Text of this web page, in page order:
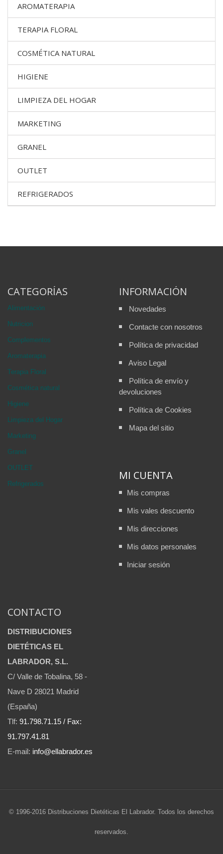
AROMATERAPIA
TERAPIA FLORAL
COSMÉTICA NATURAL
HIGIENE
LIMPIEZA DEL HOGAR
MARKETING
GRANEL
OUTLET
REFRIGERADOS
CATEGORÍAS
Alimentación
Nutricion
Complementos
Aromaterapia
Terapia Floral
Cosmética natural
Higiene
Limpieza del Hogar
Marketing
Granel
OUTLET
Refrigerados
INFORMACIÓN
Novedades
Contacte con nosotros
Política de privacidad
Aviso Legal
Política de envío y
devoluciones
Política de Cookies
Mapa del sitio
MI CUENTA
Mis compras
Mis vales descuento
Mis direcciones
Mis datos personales
Iniciar sesión
CONTACTO
DISTRIBUCIONES
DIETÉTICAS EL
LABRADOR, S.L.
C/ Valle de Tobalina, 58 -
Nave D 28021 Madrid
(España)
Tlf: 91.798.71.15 / Fax:
91.797.41.81
E-mail: info@ellabrador.es
© 1996-2016 Distribuciones Dietéticas El Labrador. Todos los derechos
reservados.